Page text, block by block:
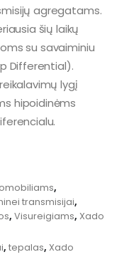
agregatams.
šių laikų
su savaiminiu
Differential).
lygį
hipoidinėms
,
transmisijai,
, Visureigiams, Xado
, tepalas, Xado